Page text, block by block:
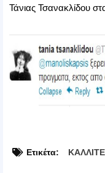
Τάνιας Τσανακλίδου
Ετικέτα: